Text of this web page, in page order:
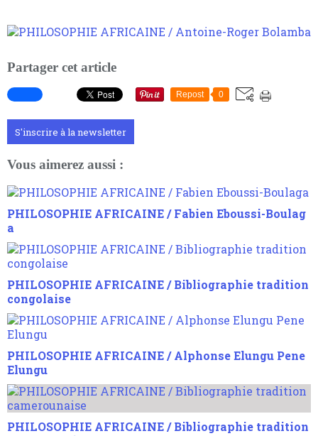
Partager cet article
Repost 0
S'inscrire à la newsletter
Vous aimerez aussi :
PHILOSOPHIE AFRICAINE / Fabien Eboussi-Boulag
a
PHILOSOPHIE AFRICAINE / Bibliographie tradition
congolaise
PHILOSOPHIE AFRICAINE / Alphonse Elungu Pene
Elungu
PHILOSOPHIE AFRICAINE / Bibliographie tradition